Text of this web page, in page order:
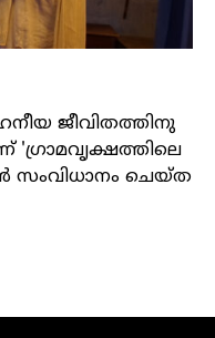
ജീവിതത്തിനു
'ഗ്രാമവൃക്ഷത്തിലെ
സംവിധാനം ചെയ്ത